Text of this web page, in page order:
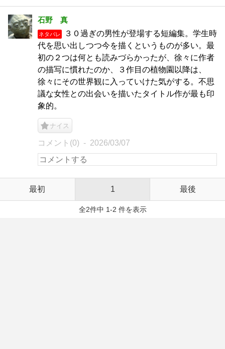
石野 真
ネタバレ
３０過ぎの男性が登場する短編集。学生時
代を思い出しつつ今を描くというものが多い。最
初の２つは何とも読みづらかったが、徐々に作者
の描写に慣れたのか、３作目の植物園以降は、
徐々にその世界観に入っていけた気がする。不思
議な女性との出会いを描いたタイトル作が最も印
象的。
ナイス
コメント(0) 2026/03/07
最初 1 最後
全2件中 1-2 件を表示